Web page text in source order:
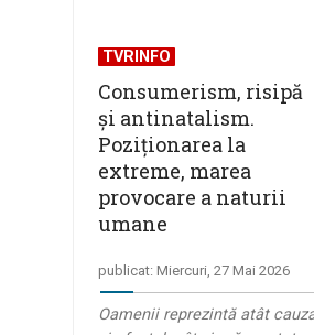
TVRINFO
Consumerism, risipă
și antinatalism.
Poziționarea la
extreme, marea
provocare a naturii
umane
publicat: Miercuri, 27 Mai 2026
Oamenii reprezintă atât